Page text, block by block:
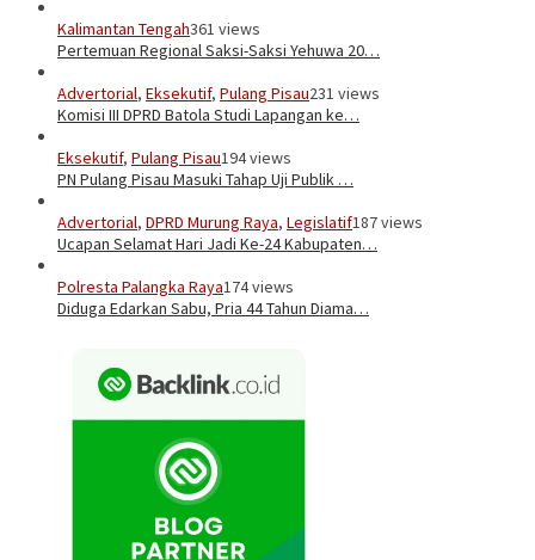
Kalimantan Tengah361 views
Pertemuan Regional Saksi-Saksi Yehuwa 20…
Advertorial, Eksekutif, Pulang Pisau231 views
Komisi III DPRD Batola Studi Lapangan ke…
Eksekutif, Pulang Pisau194 views
PN Pulang Pisau Masuki Tahap Uji Publik …
Advertorial, DPRD Murung Raya, Legislatif187 views
Ucapan Selamat Hari Jadi Ke-24 Kabupaten…
Polresta Palangka Raya174 views
Diduga Edarkan Sabu, Pria 44 Tahun Diama…